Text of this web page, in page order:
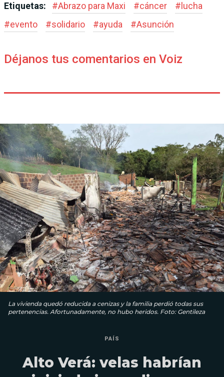
Etiquetas: #Abrazo para Maxi #cáncer #lucha
#evento #solidario #ayuda #Asunción
Déjanos tus comentarios en Voiz
La vivienda quedó reducida a cenizas y la familia perdió todas sus
pertenencias. Afortunadamente, no hubo heridos. Foto: Gentileza
PAÍS
Alto Verá: velas habrían